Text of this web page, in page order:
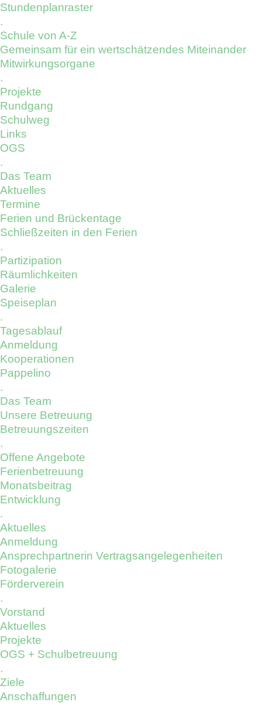
Stundenplanraster
.
Schule von A-Z
Gemeinsam für ein wertschätzendes Miteinander
Mitwirkungsorgane
.
Projekte
Rundgang
Schulweg
Links
OGS
.
Das Team
Aktuelles
Termine
Ferien und Brückentage
Schließzeiten in den Ferien
.
Partizipation
Räumlichkeiten
Galerie
Speiseplan
.
Tagesablauf
Anmeldung
Kooperationen
Pappelino
.
Das Team
Unsere Betreuung
Betreuungszeiten
.
Offene Angebote
Ferienbetreuung
Monatsbeitrag
Entwicklung
.
Aktuelles
Anmeldung
Ansprechpartnerin Vertragsangelegenheiten
Fotogalerie
Förderverein
.
Vorstand
Aktuelles
Projekte
OGS + Schulbetreuung
.
Ziele
Anschaffungen